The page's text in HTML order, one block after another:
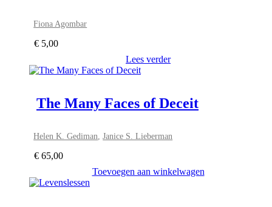
Fiona Agombar
€ 5,00
Lees verder
The Many Faces of Deceit
Helen K. Gediman,Janice S. Lieberman
€ 65,00
Toevoegen aan winkelwagen